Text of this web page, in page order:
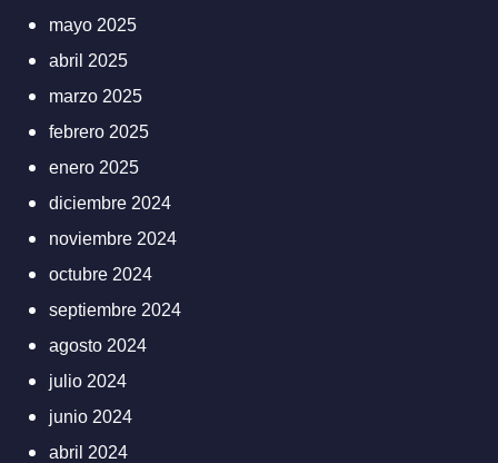
mayo 2025
abril 2025
marzo 2025
febrero 2025
enero 2025
diciembre 2024
noviembre 2024
octubre 2024
septiembre 2024
agosto 2024
julio 2024
junio 2024
abril 2024